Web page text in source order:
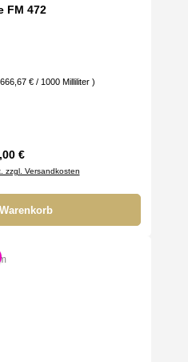
FM 472
€ / 1000 Milliliter )
Preis:
€
zzgl. Versandkosten